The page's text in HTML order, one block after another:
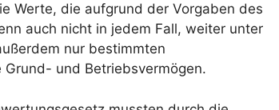
Werte, die aufgrund der Vorgaben des
auch nicht in jedem Fall, weiter unter
nur bestimmten
und Betriebsvermögen.